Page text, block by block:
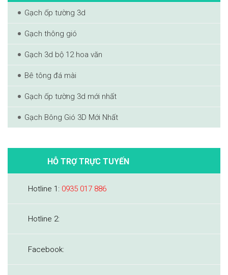
Gạch ốp tường 3d
Gạch thông gió
Gạch 3d bộ 12 hoa văn
Bê tông đá mài
Gạch ốp tường 3d mới nhất
Gạch Bông Gió 3D Mới Nhất
HỖ TRỢ TRỰC TUYẾN
Hotline 1: 0935 017 886
Hotline 2:
Facebook: